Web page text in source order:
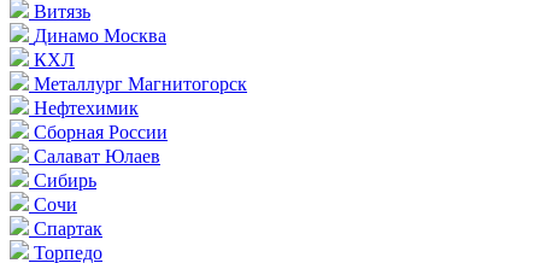
Витязь
Динамо Москва
КХЛ
Металлург Магнитогорск
Нефтехимик
Сборная России
Салават Юлаев
Сибирь
Сочи
Спартак
Торпедо